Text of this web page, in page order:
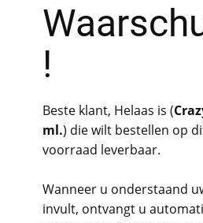
!
Beste klant, Helaas is (
ml.) die wilt bestellen op
voorraad leverbaar.
Wanneer u onderstaand
invult, ontvangt u